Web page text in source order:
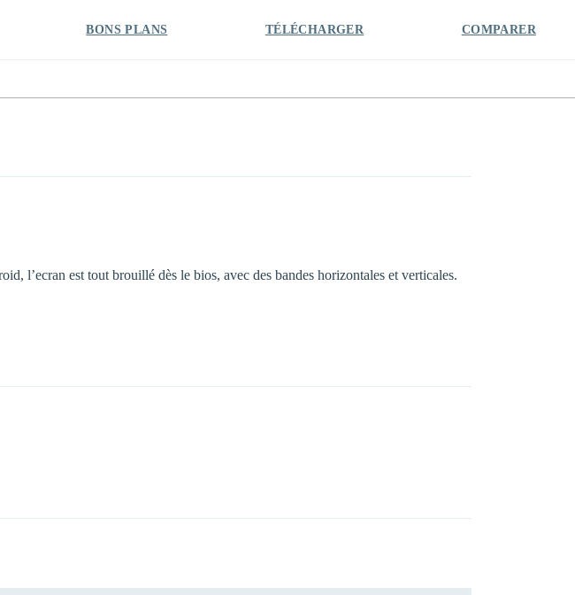
BONS PLANS TÉLÉCHARGER COMPARER
l’ecran est tout brouillé dès le bios, avec des bandes horizontales et verticales.